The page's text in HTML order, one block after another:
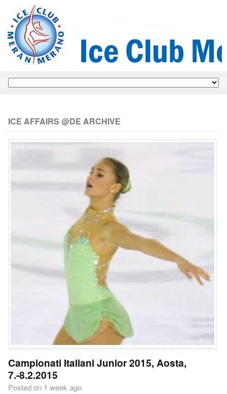
ICE AFFAIRS @DE ARCHIVE
Campionati Italiani Junior 2015, Aosta,
7.-8.2.2015
Posted on 1 week ago